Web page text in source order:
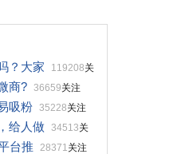
？大家
119208关
商? 36659关注
吸粉 35228关注
给人做 34513关
台推 28371关注